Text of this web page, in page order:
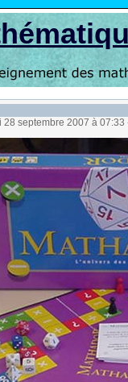
28 septembre 2007 à 07:33